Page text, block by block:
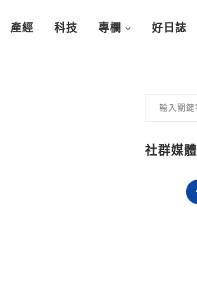
產經 科技 專欄 好日誌
社群媒體